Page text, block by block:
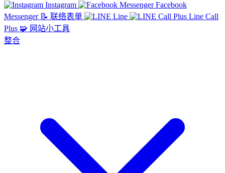
Instagram
Facebook
Messenger 📝 联络表单 Line
Line Call
Plus 🧩 网站小工具
整合